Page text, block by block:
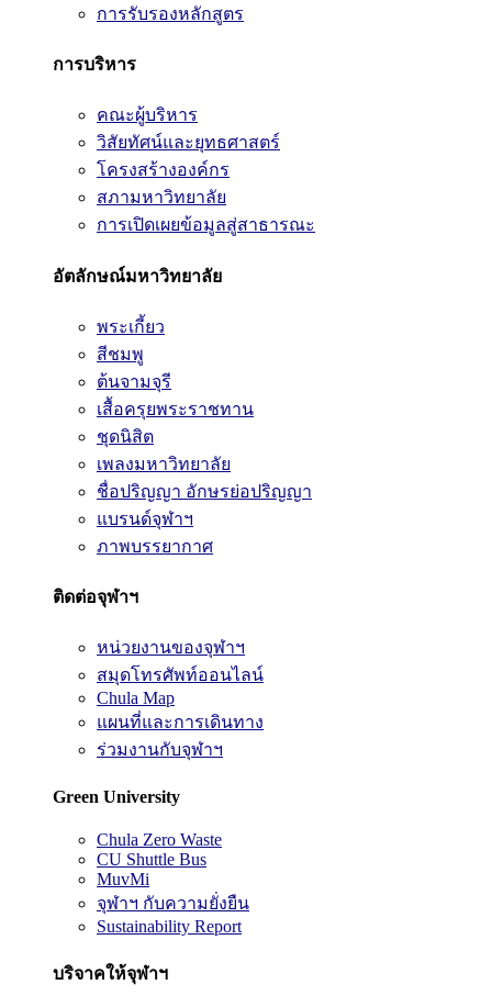
การรับรองหลักสูตร
การบริหาร
คณะผู้บริหาร
วิสัยทัศน์และยุทธศาสตร์
โครงสร้างองค์กร
สภามหาวิทยาลัย
การเปิดเผยข้อมูลสู่สาธารณะ
อัตลักษณ์มหาวิทยาลัย
พระเกี้ยว
สีชมพู
ต้นจามจุรี
เสื้อครุยพระราชทาน
ชุดนิสิต
เพลงมหาวิทยาลัย
ชื่อปริญญา อักษรย่อปริญญา
แบรนด์จุฬาฯ
ภาพบรรยากาศ
ติดต่อจุฬาฯ
หน่วยงานของจุฬาฯ
สมุดโทรศัพท์ออนไลน์
Chula Map
แผนที่และการเดินทาง
ร่วมงานกับจุฬาฯ
Green University
Chula Zero Waste
CU Shuttle Bus
MuvMi
จุฬาฯ กับความยั่งยืน
Sustainability Report
บริจาคให้จุฬาฯ